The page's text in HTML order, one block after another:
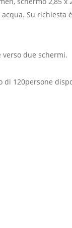
Su richiesta
due schermi.
120persone